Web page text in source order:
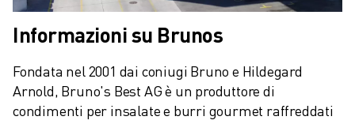
Informazioni su Brunos
Fondata nel 2001 dai coniugi Bruno e Hildegard
Arnold, Bruno's Best AG è un produttore di
condimenti per insalate e burri gourmet raffreddati